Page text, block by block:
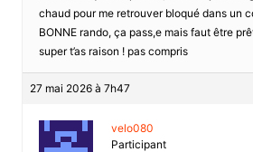
chaud pour me retrouver bloqué dans un
BONNE rando, ça pass,e mais faut être
super t’as raison ! pas compris
27 mai 2026 à 7h47
velo080
Participant